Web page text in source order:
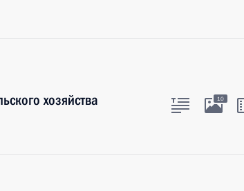
хозяйства
10